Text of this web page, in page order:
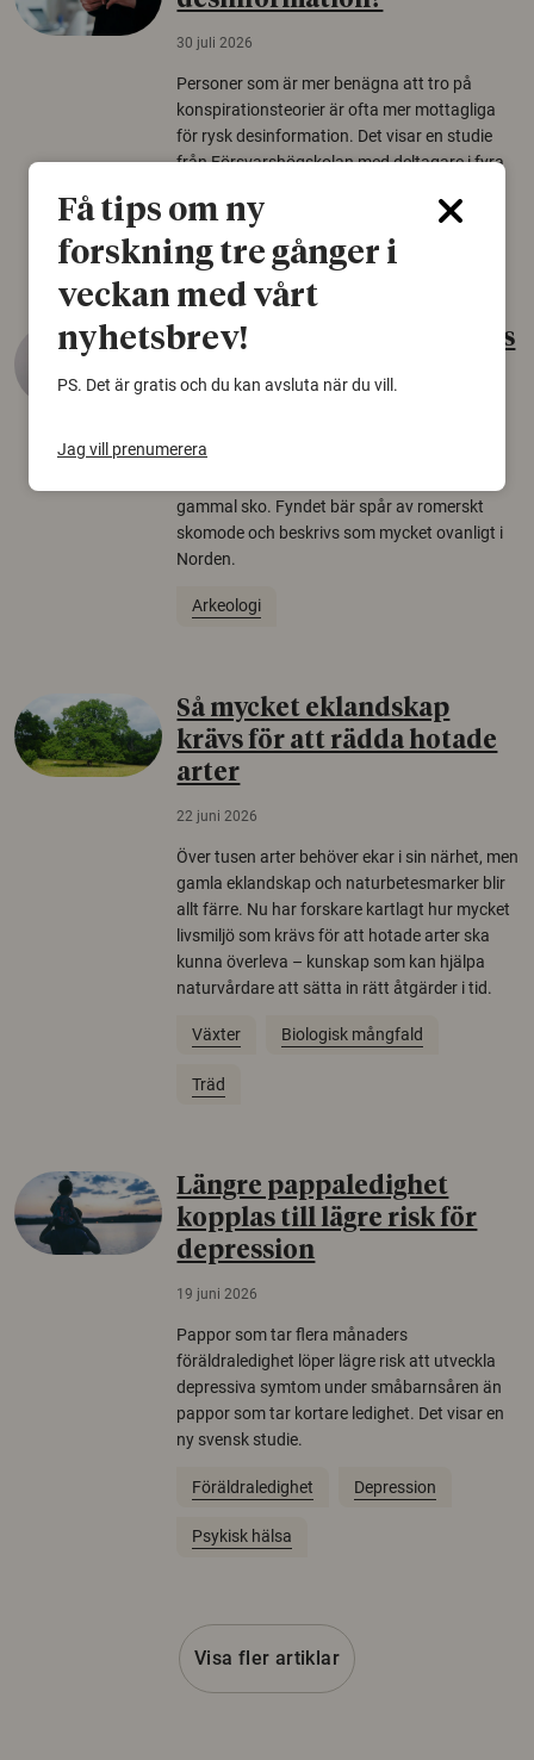
30 juli 2026
Personer som är mer benägna att tro på
konspirationsteorier är ofta mer mottagliga
för rysk desinformation. Det visar en studie
från Försvarshögskolan med deltagare i fyra
Säkerhetspolitik
Gammalt skinn var Sveriges
Det som arkeologer länge trodde var en
gammal sko. Fyndet bär spår av romerskt
skomode och beskrivs som mycket ovanligt i
Norden.
Arkeologi
Så mycket eklandskap
krävs för att rädda hotade
arter
22 juni 2026
Över tusen arter behöver ekar i sin närhet, men
gamla eklandskap och naturbetesmarker blir
allt färre. Nu har forskare kartlagt hur mycket
livsmiljö som krävs för att hotade arter ska
kunna överleva – kunskap som kan hjälpa
naturvårdare att sätta in rätt åtgärder i tid.
Växter Biologisk mångfald
Träd
Längre pappaledighet
kopplas till lägre risk för
depression
19 juni 2026
Pappor som tar flera månaders
föräldraledighet löper lägre risk att utveckla
depressiva symtom under småbarnsåren än
pappor som tar kortare ledighet. Det visar en
ny svensk studie.
Föräldraledighet Depression
Psykisk hälsa
Visa fler artiklar
Få tips om ny
forskning tre gånger i
veckan med vårt
nyhetsbrev!
PS. Det är gratis och du kan avsluta när du vill.
Jag vill prenumerera